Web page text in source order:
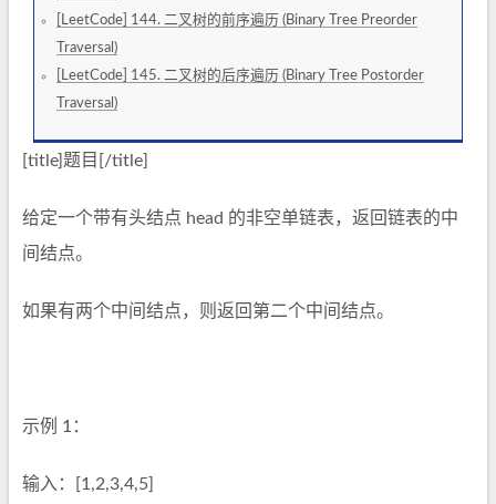
[LeetCode] 144. 二叉树的前序遍历 (Binary Tree Preorder
Traversal)
[LeetCode] 145. 二叉树的后序遍历 (Binary Tree Postorder
Traversal)
[title]题目[/title]
给定一个带有头结点 head 的非空单链表，返回链表的中
间结点。
如果有两个中间结点，则返回第二个中间结点。
示例 1：
输入：[1,2,3,4,5]